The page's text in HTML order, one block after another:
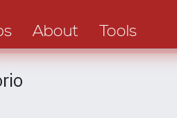
About Tools